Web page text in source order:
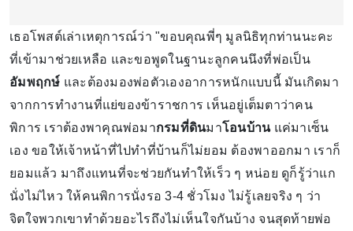
เธอโพสต์เล่าเหตุการณ์ว่า "ขอบคุณพี่ๆ มูลนิธิทุกท่านนะคะ
ที่เข้ามาช่วยเหลือ และขอพูดในฐานะลูกคนนึงที่พ่อเป็น
อัมพฤกษ์ และต้องมองพ่อตัวเองอาการหนักแบบนี้ มันเกิดมา
จากการทำงานที่แย่ของข้าราชการ เห็นอยู่เต็มตาว่าคน
พิการ เราต้องพาคุณพ่อมากรมที่ดินมาโอนบ้านแค่มาเซ็น
เอง ขอให้เจ้าหน้าที่ไปทำที่บ้านก็ไม่ยอม ต้องพาออกมา เราก็
ยอมแล้ว มาถึงแทนที่จะช่วยกันทำให้เร็ว ๆ หน่อย ดูก็รู้ว่าแก
นั่งไม่ไหว ให้คนพิการนั่งรอ 3-4 ชั่วโมง ไม่รู้เลยจริง ๆ ว่า
จิตใจพวกเขาทำด้วยอะไรถึงไม่เห็นใจกันบ้าง จนสุดท้ายพ่อ